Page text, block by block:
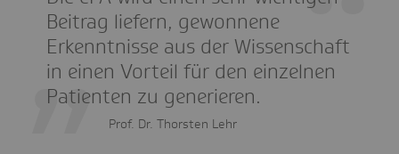
Beitrag liefern, gewonnene
Erkenntnisse aus der Wissenschaft
in einen Vorteil für den einzelnen
Patienten zu generieren.
Prof. Dr. Thorsten Lehr